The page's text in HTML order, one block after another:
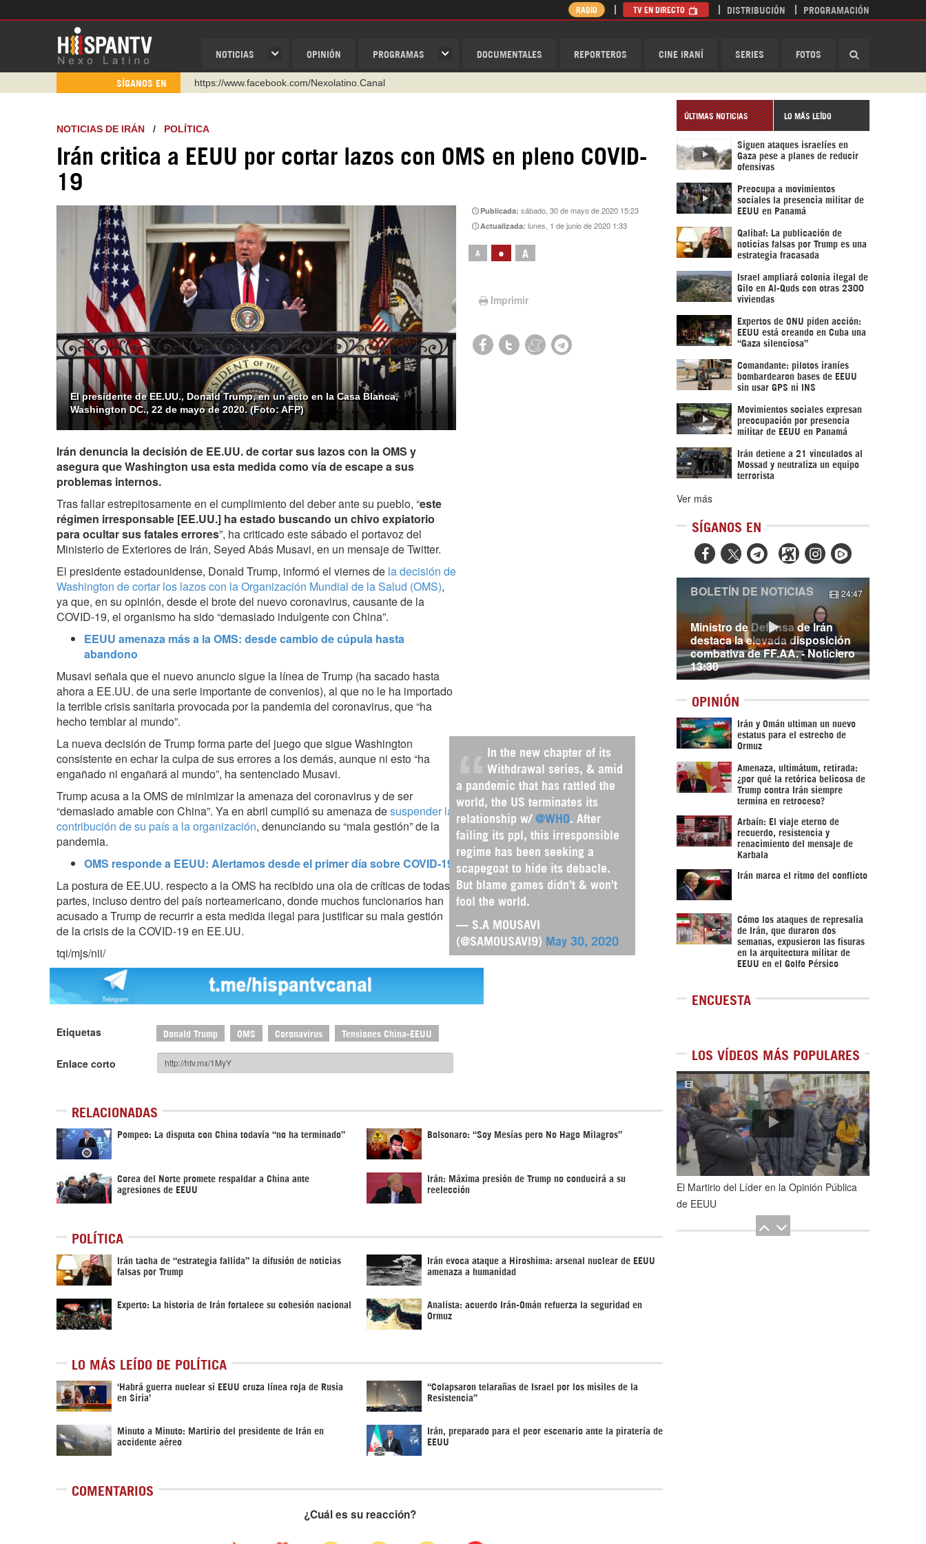
NOTICIAS OPINIÓN PROGRAMAS DOCUMENTALES REPORTEROS CINE IRANÍ SERIES FOTOS
RADIO TV EN DIRECTO DISTRIBUCIÓN PROGRAMACIÓN
SÍGANOS EN
https://www.facebook.com/Nexolatino.Canal
http://twitter.com/nexo_latino
https://urmedium.com/c/hispantv
Instagram como: hispan_tv
NOTICIAS DE IRÁN / POLÍTICA
Irán critica a EEUU por cortar lazos con OMS en pleno COVID-
19
El presidente de EE.UU., Donald Trump, en un acto en la Casa Blanca,
Washington DC., 22 de mayo de 2020. (Foto: AFP)
Publicada:sábado, 30 de mayo de 2020 15:23
Actualizada:lunes, 1 de junio de 2020 1:33
A • A
Imprimir
Irán denuncia la decisión de EE.UU. de cortar sus lazos con la OMS y
asegura que Washington usa esta medida como vía de escape a sus
problemas internos.
Tras fallar estrepitosamente en el cumplimiento del deber ante su pueblo, “este
régimen irresponsable [EE.UU.] ha estado buscando un chivo expiatorio
para ocultar sus fatales errores”, ha criticado este sábado el portavoz del
Ministerio de Exteriores de Irán, Seyed Abás Musavi, en un mensaje de Twitter.
El presidente estadounidense, Donald Trump, informó el viernes de la decisión de
Washington de cortar los lazos con la Organización Mundial de la Salud (OMS),
ya que, en su opinión, desde el brote del nuevo coronavirus, causante de la
COVID-19, el organismo ha sido “demasiado indulgente con China”.
EEUU amenaza más a la OMS: desde cambio de cúpula hasta
abandono
Musavi señala que el nuevo anuncio sigue la línea de Trump (ha sacado hasta
ahora a EE.UU. de una serie importante de convenios), al que no le ha importado
la terrible crisis sanitaria provocada por la pandemia del coronavirus, que “ha
hecho temblar al mundo”.
In the new chapter of its
Withdrawal series, & amid
a pandemic that has rattled the
world, the US terminates its
relationship w/ @WHO . After
failing its ppl, this irresponsible
regime has been seeking a
scapegoat to hide its debacle.
But blame games didn't & won't
fool the world.
— S.A MOUSAVI
(@SAMOUSAVI9) May 30, 2020
La nueva decisión de Trump forma parte del juego que sigue Washington
consistente en echar la culpa de sus errores a los demás, aunque ni esto “ha
engañado ni engañará al mundo”, ha sentenciado Musavi.
Trump acusa a la OMS de minimizar la amenaza del coronavirus y de ser
“demasiado amable con China”. Ya en abril cumplió su amenaza desuspender la
contribución de su país a la organización, denunciando su “mala gestión” de la
pandemia.
OMS responde a EEUU: Alertamos desde el primer día sobre COVID-19
La postura de EE.UU. respecto a la OMS ha recibido una ola de críticas de todas
partes, incluso dentro del país norteamericano, donde muchos funcionarios han
acusado a Trump de recurrir a esta medida ilegal para justificar su mala gestión
de la crisis de la COVID-19 en EE.UU.
tqi/mjs/nii/
Etiquetas Donald Trump OMS Coronavirus Tensiones China-EEUU
Enlace corto
RELACIONADAS
Pompeo: La disputa con China todavía “no ha terminado” Bolsonaro: “Soy Mesías pero No Hago Milagros”
Corea del Norte promete respaldar a China ante
agresiones de EEUU
Irán: Máxima presión de Trump no conducirá a su
reelección
POLÍTICA
Irán tacha de “estrategia fallida” la difusión de noticias
falsas por Trump
Irán evoca ataque a Hiroshima: arsenal nuclear de EEUU
amenaza a humanidad
Experto: La historia de Irán fortalece su cohesión nacional Analista: acuerdo Irán-Omán refuerza la seguridad en
Ormuz
LO MÁS LEÍDO DE POLÍTICA
‎‘Habrá guerra nuclear si EEUU cruza línea roja de Rusia
en Siria’‎
“Colapsaron telarañas de Israel por los misiles de la
Resistencia”
Minuto a Minuto: Martirio del presidente de Irán en
accidente aéreo
Irán, preparado para el peor escenario ante la piratería de
EEUU
COMENTARIOS
ÚLTIMAS NOTICIAS LO MÁS LEÍDO
Siguen ataques israelíes en
Gaza pese a planes de reducir
ofensivas
Preocupa a movimientos
sociales la presencia militar de
EEUU en Panamá
Qalibaf: La publicación de
noticias falsas por Trump es una
estrategia fracasada
Israel ampliará colonia ilegal de
Gilo en Al-Quds con otras 2300
viviendas
Expertos de ONU piden acción:
EEUU está creando en Cuba una
“Gaza silenciosa”
Comandante: pilotos iraníes
bombardearon bases de EEUU
sin usar GPS ni INS
Movimientos sociales expresan
preocupación por presencia
militar de EEUU en Panamá
Irán detiene a 21 vinculados al
Mossad y neutraliza un equipo
terrorista
Ver más
SÍGANOS EN
  
Ministro de Defensa de Irán
destaca la elevada disposición
combativa de FF.AA. - Noticiero
13:30
BOLETÍN DE NOTICIAS 24:47
OPINIÓN
Irán y Omán ultiman un nuevo
estatus para el estrecho de
Ormuz
Amenaza, ultimátum, retirada:
¿por qué la retórica belicosa de
Trump contra Irán siempre
termina en retroceso?
Arbaín: El viaje eterno de
recuerdo, resistencia y
renacimiento del mensaje de
Karbala
Irán marca el ritmo del conflicto
Cómo los ataques de represalia
de Irán, que duraron dos
semanas, expusieron las fisuras
en la arquitectura militar de
EEUU en el Golfo Pérsico
ENCUESTA
LOS VÍDEOS MÁS POPULARES
1de5
El Martirio del Líder en la Opinión Pública
de EEUU